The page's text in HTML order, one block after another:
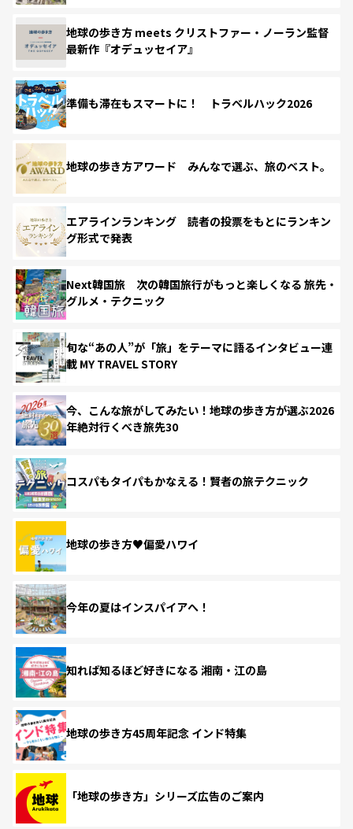
地球の歩き方 meets クリストファー・ノーラン監督
最新作『オデュッセイア』
準備も滞在もスマートに！ トラベルハック2026
地球の歩き方アワード みんなで選ぶ、旅のベスト。
エアラインランキング 読者の投票をもとにランキン
グ形式で発表
Next韓国旅 次の韓国旅行がもっと楽しくなる 旅先・
グルメ・テクニック
旬な“あの人”が「旅」をテーマに語るインタビュー連
載 MY TRAVEL STORY
今、こんな旅がしてみたい！地球の歩き方が選ぶ2026
年絶対行くべき旅先30
コスパもタイパもかなえる！賢者の旅テクニック
地球の歩き方♥偏愛ハワイ
今年の夏はインスパイアへ！
知れば知るほど好きになる 湘南・江の島
地球の歩き方45周年記念 インド特集
「地球の歩き方」シリーズ広告のご案内